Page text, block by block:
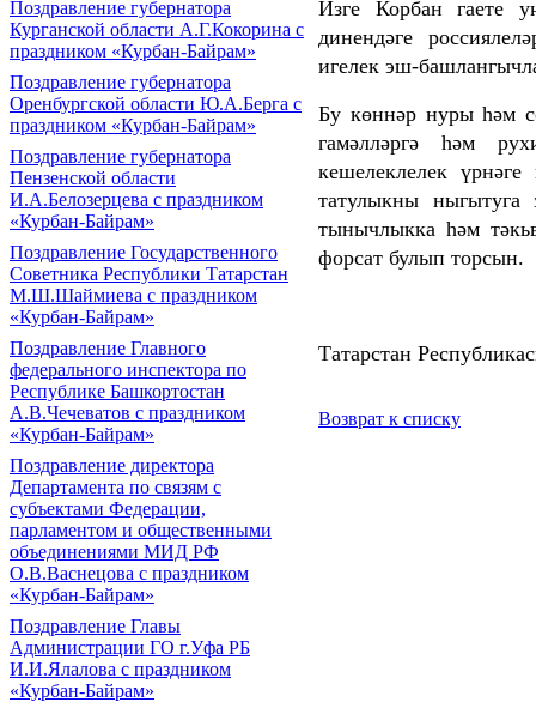
Поздравление губернатора
Курганской области А.Г.Кокорина с
праздником «Курбан-Байрам»
Поздравление губернатора
Оренбургской области Ю.А.Берга с
праздником «Курбан-Байрам»
Поздравление губернатора
Пензенской области
И.А.Белозерцева с праздником
«Курбан-Байрам»
Поздравление Государственного
Советника Республики Татарстан
М.Ш.Шаймиева с праздником
«Курбан-Байрам»
Поздравление Главного
федерального инспектора по
Республике Башкортостан
А.В.Чечеватов с праздником
«Курбан-Байрам»
Поздравление директора
Департамента по связям с
субъектами Федерации,
парламентом и общественными
объединениями МИД РФ
О.В.Васнецова с праздником
«Курбан-Байрам»
Поздравление Главы
Администрации ГО г.Уфа РБ
И.И.Ялалова с праздником
«Курбан-Байрам»
Изге Корбан гаете
динендәге
игелек эш-
Бу көннәр нуры һәм
гамәлләргә һәм
кешелеклелек
татулыкны
тынычлыкка һәм
форсат булып торсын.
Татарстан
Возврат к списку